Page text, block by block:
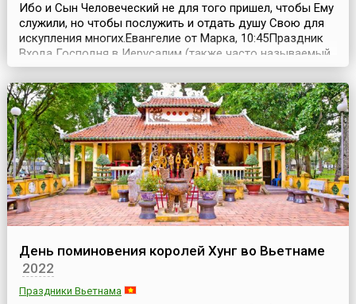
Ибо и Сын Человеческий не для того пришел, чтобы Ему
служили, но чтобы послужить и отдать душу Свою для
искупления многих.Евангелие от Марка, 10:45Праздник
Входа Господня в Иерусалим (также часто называемый
«Вербным» или «Пальмовым» воскресеньем) отмечается
за неделю до Пасхи, в шестое воскресенье Великого
Поста.Праздник назван так в честь встречи Иисуса
Христа, согласно христианской тра...
День поминовения королей Хунг во Вьетнаме
2022
Праздники Вьетнама